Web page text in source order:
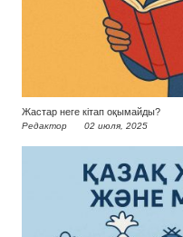
Жастар неге кітап оқымайды?
Редактор 02 июля, 2025